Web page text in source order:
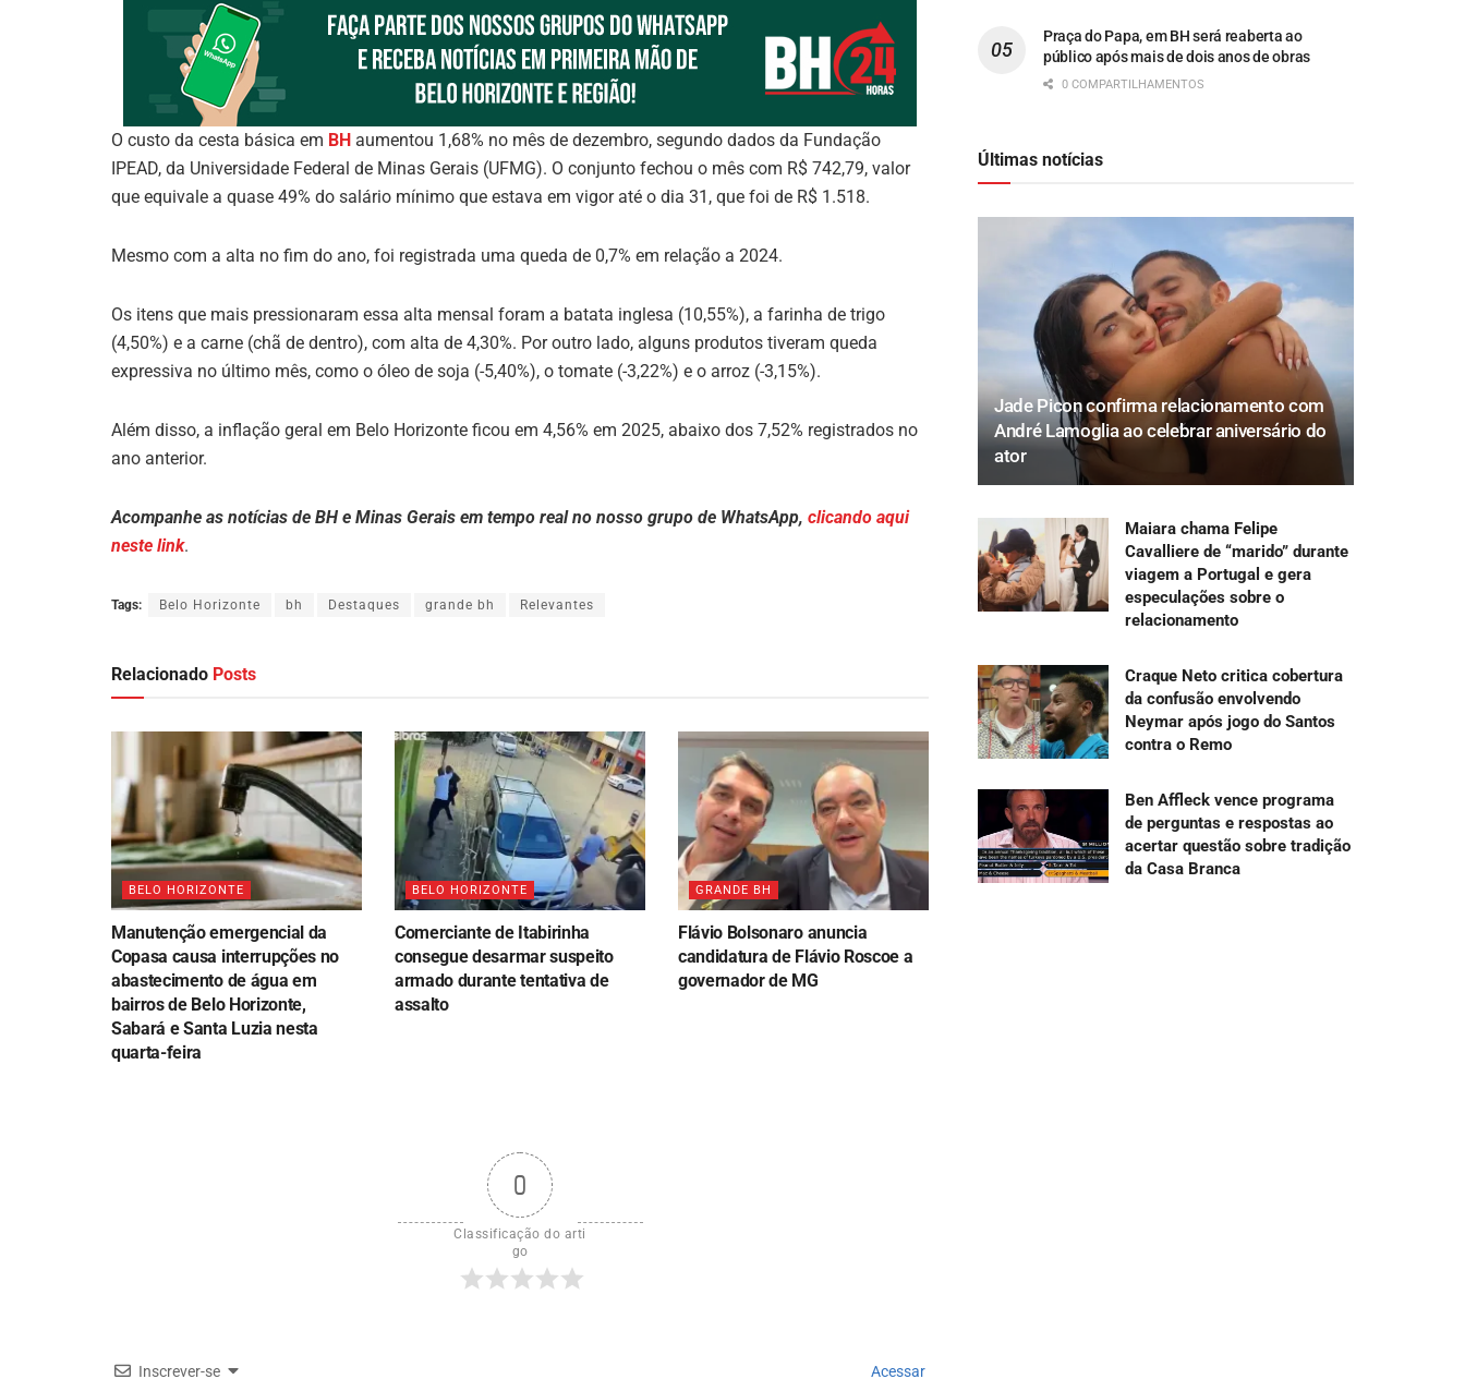
O custo da cesta básica em BH aumentou 1,68% no mês de dezembro, segundo dados da Fundação
IPEAD, da Universidade Federal de Minas Gerais (UFMG). O conjunto fechou o mês com R$ 742,79, valor
que equivale a quase 49% do salário mínimo que estava em vigor até o dia 31, que foi de R$ 1.518.
Mesmo com a alta no fim do ano, foi registrada uma queda de 0,7% em relação a 2024.
Os itens que mais pressionaram essa alta mensal foram a batata inglesa (10,55%), a farinha de trigo
(4,50%) e a carne (chã de dentro), com alta de 4,30%. Por outro lado, alguns produtos tiveram queda
expressiva no último mês, como o óleo de soja (-5,40%), o tomate (-3,22%) e o arroz (-3,15%).
Além disso, a inflação geral em Belo Horizonte ficou em 4,56% em 2025, abaixo dos 7,52% registrados no
ano anterior.
Acompanhe as notícias de BH e Minas Gerais em tempo real no nosso grupo de WhatsApp, clicando aqui
neste link.
Tags: Belo Horizonte bh Destaques grande bh Relevantes
Relacionado Posts
BELO HORIZONTE
Manutenção emergencial da
Copasa causa interrupções no
abastecimento de água em
bairros de Belo Horizonte,
Sabará e Santa Luzia nesta
quarta-feira
BELO HORIZONTE
Comerciante de Itabirinha
consegue desarmar suspeito
armado durante tentativa de
assalto
GRANDE BH
Flávio Bolsonaro anuncia
candidatura de Flávio Roscoe a
governador de MG
0
Classificação do arti
go
Inscrever-se Acessar
Praça do Papa, em BH será reaberta ao
público após mais de dois anos de obras
0 COMPARTILHAMENTOS
Últimas notícias
Jade Picon confirma relacionamento com
André Lamoglia ao celebrar aniversário do
ator
Maiara chama Felipe
Cavalliere de “marido” durante
viagem a Portugal e gera
especulações sobre o
relacionamento
Craque Neto critica cobertura
da confusão envolvendo
Neymar após jogo do Santos
contra o Remo
Ben Affleck vence programa
de perguntas e respostas ao
acertar questão sobre tradição
da Casa Branca